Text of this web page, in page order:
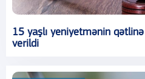
15 yaşlı yeniyetmənin
verildi